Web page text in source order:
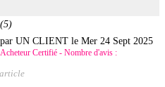
(5)
par UN CLIENT leMer 24 Sept 2025
Acheteur Certifié - Nombre d'avis :